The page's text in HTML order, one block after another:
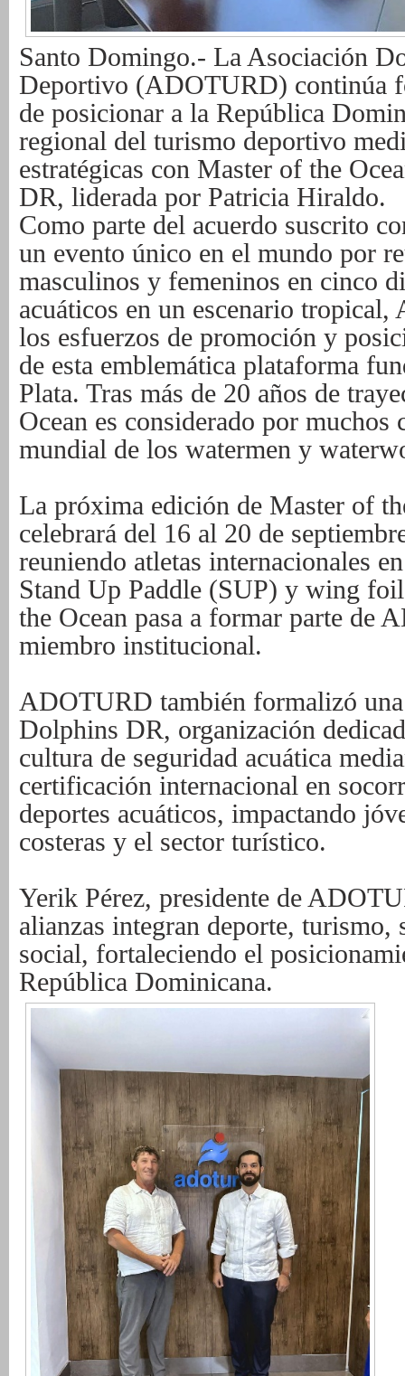
Santo Domingo.- La Asociación
Deportivo (ADOTURD) continúa
de posicionar a la República
regional del turismo deportivo
estratégicas con Master of the
DR, liderada por Patricia Hiraldo.
Como parte del acuerdo suscrito
un evento único en el mundo por
masculinos y femeninos en cinco
acuáticos en un escenario
los esfuerzos de promoción y
de esta emblemática plataforma
Plata. Tras más de 20 años de
Ocean es considerado por muchos
mundial de los watermen y
La próxima edición de Master of
celebrará del 16 al 20 de
reuniendo atletas internacionales
Stand Up Paddle (SUP) y wing
the Ocean pasa a formar parte de
miembro institucional.
ADOTURD también formalizó
Dolphins DR, organización
cultura de seguridad acuática
certificación internacional en
deportes acuáticos, impactando
costeras y el sector turístico.
Yerik Pérez, presidente de
alianzas integran deporte,
social, fortaleciendo el
República Dominicana.